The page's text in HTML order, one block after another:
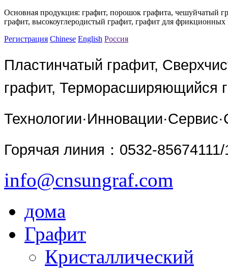
Основная продукция: графит, порошок графита, чешуйчатый
графит, высокоуглеродистый графит, графит для
Регистрация Chinese English Россия
Пластинчатый графит,
графит, Терморасширяющийся
Горячая линия ：0532-
info@cnsungraf.com
дома
Графит
Кристаллический